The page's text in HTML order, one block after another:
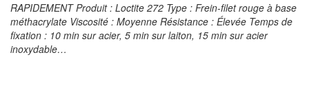
RAPIDEMENT Produit : Loctite 272 Type : Frein-filet rouge à base
méthacrylate Viscosité : Moyenne Résistance : Élevée Temps de
fixation : 10 min sur acier, 5 min sur laiton, 15 min sur acier
inoxydable…